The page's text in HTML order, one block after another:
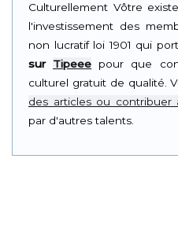
Culturellement Vôtre
l'investissement des
non lucratif loi 1901 qui
sur Tipeee pour que
culturel gratuit de qualité.
des articles ou
par d'autres talents.